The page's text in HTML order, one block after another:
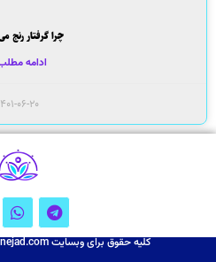
چرا گرفتار رنج
ادامه
۱۴۰۱-۰۶-
کلیه حقوق برای وبسایت golestannejad.com محفوظ می باشد.